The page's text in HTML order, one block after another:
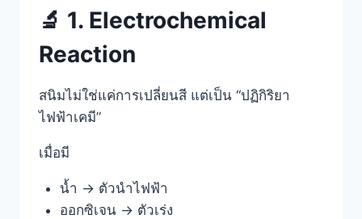
🔬 1. Electrochemical
Reaction
สนิมไม่ใช่แค่การเปลี่ยนสี แต่เป็น “ปฏิกิริยา
ไฟฟ้าเคมี”
เมื่อมี
น้ำ → ตัวนำไฟฟ้า
ออกซิเจน → ตัวเร่ง